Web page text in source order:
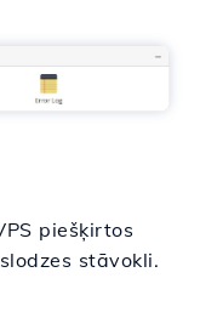
piešķirtos
stāvokli.